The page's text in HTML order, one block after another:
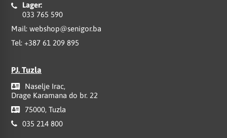
Lager:
033 765 590
Mail: webshop@senigor.ba
Tel: +387 61 209 895
PJ. Tuzla
Naselje Irac,
Drage Karamana do br. 22
75000, Tuzla
035 214 800